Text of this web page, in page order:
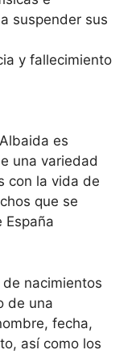
suspender sus
y fallecimiento
es
una variedad
con la vida de
que se
España
de nacimientos
de una
fecha,
así como los